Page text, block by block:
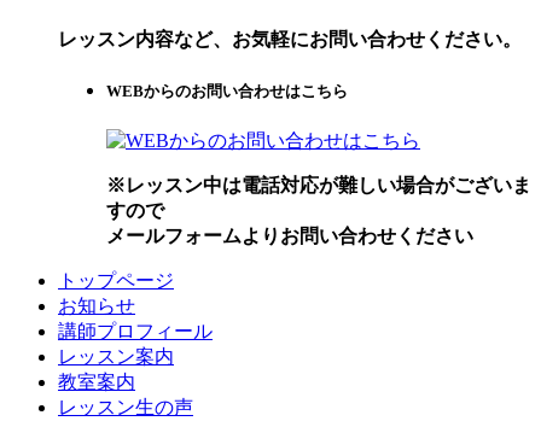
レッスン内容など、お気軽にお問い合わせください。
WEBからのお問い合わせはこちら
※レッスン中は電話対応が難しい場合がございま
すので
メールフォームよりお問い合わせください
トップページ
お知らせ
講師プロフィール
レッスン案内
教室案内
レッスン生の声